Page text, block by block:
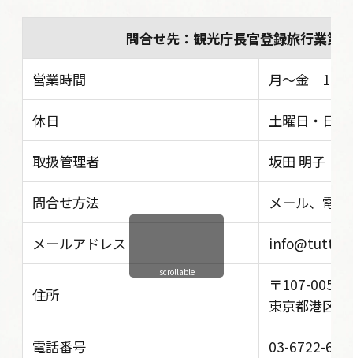
問合せ先：観光庁長官登録旅行業
営業時間 月〜金
休日 土曜日・日
取扱管理者 坂田 明子
問合せ方法 メール、電話
メールアドレス info@tutta-
住所
〒107-0052
東京都港区
電話番号 03-6722-
scrollable